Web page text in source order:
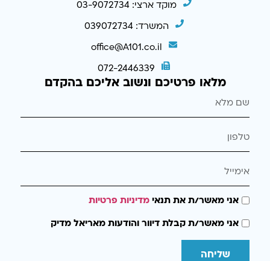
מוקד ארצי: 03-9072734
המשרד: 039072734
office@A101.co.il
072-2446339
מלאו פרטיכם ונשוב אליכם בהקדם
אני מאשר/ת את תנאימדיניות פרטיות
אני מאשר/ת קבלת דיוור והודעות מאריאל מדיק
שליחה